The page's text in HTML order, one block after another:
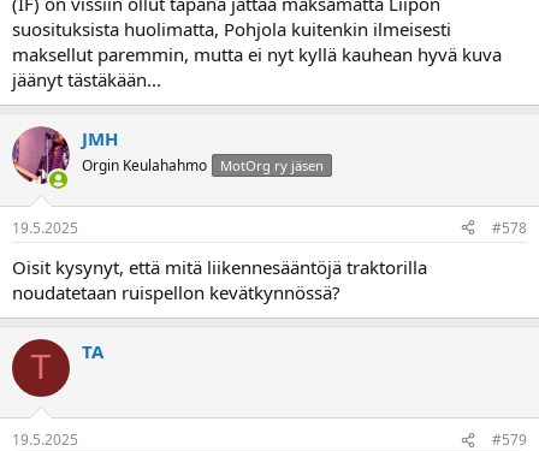
suosituksista huolimatta, Pohjola kuitenkin ilmeisesti
maksellut paremmin, mutta ei nyt kyllä kauhean hyvä kuva
jäänyt tästäkään...
JMH
Orgin Keulahahmo MotOrg ry jäsen
19.5.2025 #578
Oisit kysynyt, että mitä liikennesääntöjä traktorilla
noudatetaan ruispellon kevätkynnössä?
T TA
19.5.2025 #579